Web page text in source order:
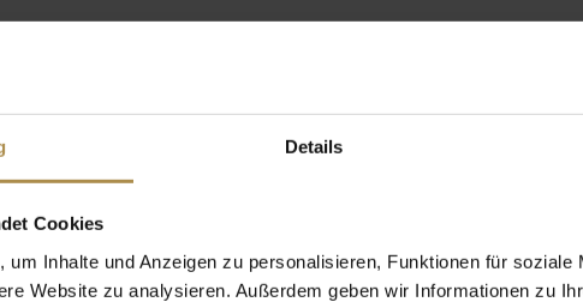
Details
Cookies
um Inhalte und Anzeigen zu personalisieren, Funktionen für soziale
Website zu analysieren. Außerdem geben wir Informationen zu